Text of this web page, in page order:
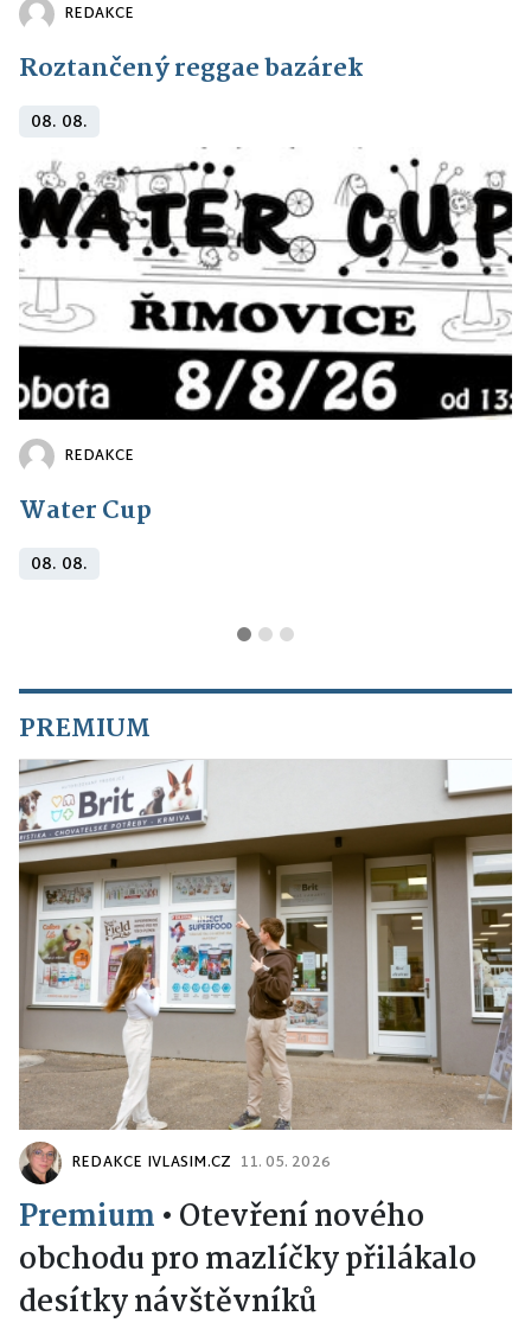
REDAKCE
Roztančený reggae bazárek
08. 08.
REDAKCE
Water Cup
08. 08.
PREMIUM
REDAKCE IVLASIM.CZ 11. 05. 2026
Premium • Otevření nového
obchodu pro mazlíčky přilákalo
desítky návštěvníků